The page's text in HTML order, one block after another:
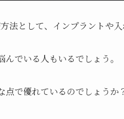
法として、インプラントや入
でいる人もいるでしょう。
点で優れているのでしょうか